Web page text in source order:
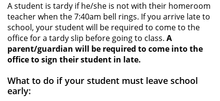
A student is tardy if he/she is not with their homeroom
teacher when the 7:40am bell rings. If you arrive late to
school, your student will be required to come to the
office for a tardy slip before going to class. A
parent/guardian will be required to come into the
office to sign their student in late.
What to do if your student must leave school
early: